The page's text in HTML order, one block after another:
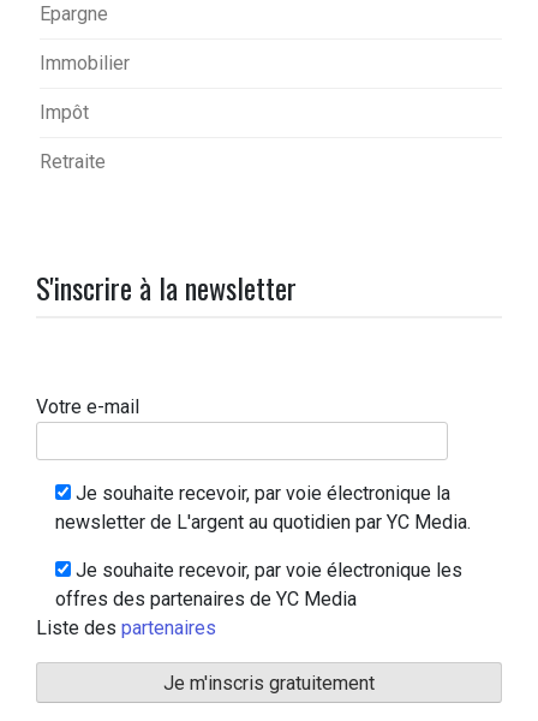
Epargne
Immobilier
Impôt
Retraite
S'inscrire à la newsletter
Votre e-mail
Je souhaite recevoir, par voie électronique la
newsletter de L'argent au quotidien par YC Media.
Je souhaite recevoir, par voie électronique les
offres des partenaires de YC Media
Liste des partenaires